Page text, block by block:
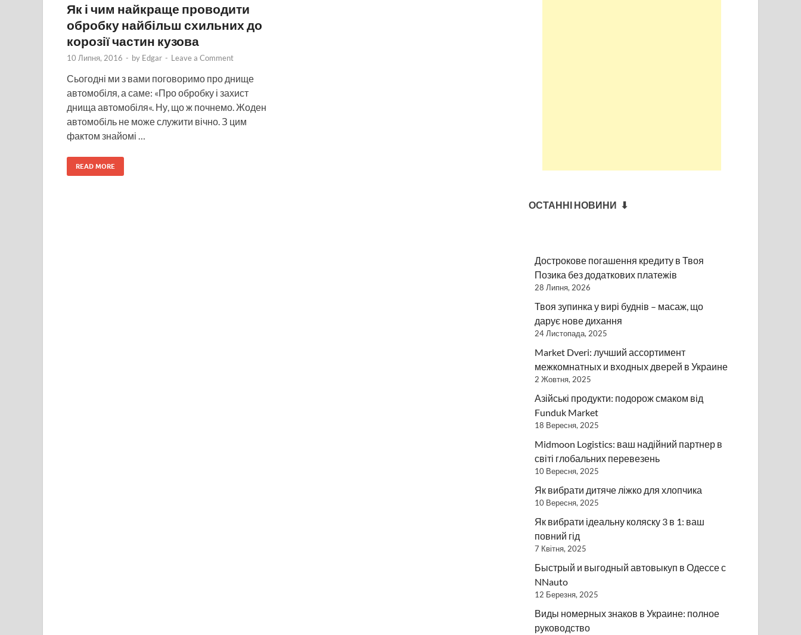
Як і чим найкраще проводити
обробку найбільш схильних до
корозії частин кузова
10 Липня, 2016 - by Edgar - Leave a Comment
Сьогодні ми з вами поговоримо про днище
автомобіля, а саме: «Про обробку і захист
днища автомобіля«. Ну, що ж почнемо. Жоден
автомобіль не може служити вічно. З цим
фактом знайомі …
READ MORE
ОСТАННІ НОВИНИ ⬇
Дострокове погашення кредиту в Твоя
Позика без додаткових платежів
28 Липня, 2026
Твоя зупинка у вирі буднів – масаж, що
дарує нове дихання
24 Листопада, 2025
Market Dveri: лучший ассортимент
межкомнатных и входных дверей в Украине
2 Жовтня, 2025
Азійські продукти: подорож смаком від
Funduk Market
18 Вересня, 2025
Midmoon Logistics: ваш надійний партнер в
світі глобальних перевезень
10 Вересня, 2025
Як вибрати дитяче ліжко для хлопчика
10 Вересня, 2025
Як вибрати ідеальну коляску 3 в 1: ваш
повний гід
7 Квітня, 2025
Быстрый и выгодный автовыкуп в Одессе с
NNauto
12 Березня, 2025
Виды номерных знаков в Украине: полное
руководство